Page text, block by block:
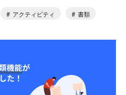
アクティビティ 書類